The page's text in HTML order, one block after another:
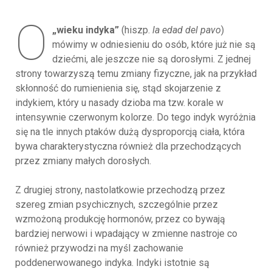
O „wieku indyka” (hiszp. la edad del pavo)
mówimy w odniesieniu do osób, które już nie są
dziećmi, ale jeszcze nie są dorosłymi. Z jednej
strony towarzyszą temu zmiany fizyczne, jak na przykład
skłonność do rumienienia się, stąd skojarzenie z
indykiem, który u nasady dzioba ma tzw. korale w
intensywnie czerwonym kolorze. Do tego indyk wyróżnia
się na tle innych ptaków dużą dysproporcją ciała, która
bywa charakterystyczna również dla przechodzących
przez zmiany małych dorosłych.
Z drugiej strony, nastolatkowie przechodzą przez
szereg zmian psychicznych, szczególnie przez
wzmożoną produkcję hormonów, przez co bywają
bardziej nerwowi i wpadający w zmienne nastroje co
również przywodzi na myśl zachowanie
poddenerwowanego indyka. Indyki istotnie są